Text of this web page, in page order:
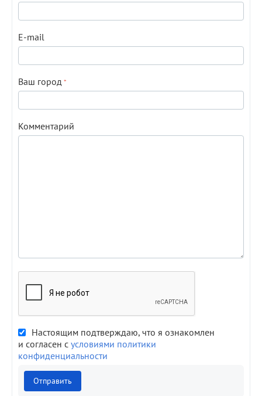
E-mail
Ваш город
Комментарий
Настоящим подтверждаю, что я ознакомлен
и согласен с условиями политики
конфиденциальности
Отправить